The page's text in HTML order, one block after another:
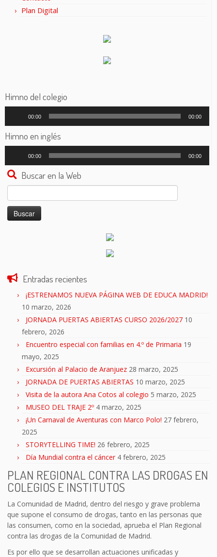
Plan Digital
Himno del colegio
audio
00:00 00:00
Himno en inglés
audio
00:00 00:00
Buscar en la Web
Buscar:
Entradas recientes
¡ESTRENAMOS NUEVA PÁGINA WEB DE EDUCA MADRID!
10 marzo, 2026
JORNADA PUERTAS ABIERTAS CURSO 2026/2027 10
febrero, 2026
Encuentro especial con familias en 4.º de Primaria 19
mayo, 2025
Excursión al Palacio de Aranjuez 28 marzo, 2025
JORNADA DE PUERTAS ABIERTAS 10 marzo, 2025
Visita de la autora Ana Cotos al colegio 5 marzo, 2025
MUSEO DEL TRAJE 2º 4 marzo, 2025
¡Un Carnaval de Aventuras con Marco Polo! 27 febrero,
2025
STORYTELLING TIME! 26 febrero, 2025
Día Mundial contra el cáncer 4 febrero, 2025
PLAN REGIONAL CONTRA LAS DROGAS EN
COLEGIOS E INSTITUTOS
La Comunidad de Madrid, dentro del riesgo y grave problema
que supone el consumo de drogas, tanto en las personas que
las consumen, como en la sociedad, aprueba el Plan Regional
contra las drogas de la Comunidad de Madrid.
Es por ello que se desarrollan actuaciones unificadas y